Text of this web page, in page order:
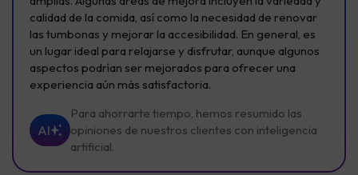
calidad de la comida, así como la necesidad de renovar
las tumbonas y mejorar la accesibilidad. En general, es
un lugar ideal para relajarse y disfrutar, aunque algunos
aspectos podrían ser mejorados para ofrecer una
experiencia aún más satisfactoria.
AI
Para ahorrarte tiempo, hemos resumido las
opiniones de nuestros clientes con inteligencia
artificial.